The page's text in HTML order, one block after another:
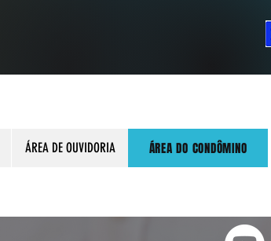
ÁREA DE OUVIDORIA ÁREA DO CONDÔMINO